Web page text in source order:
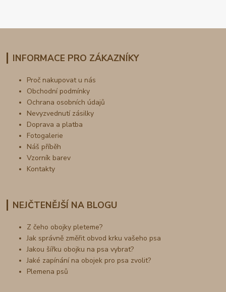
INFORMACE PRO ZÁKAZNÍKY
Proč nakupovat u nás
Obchodní podmínky
Ochrana osobních údajů
Nevyzvednutí zásilky
Doprava a platba
Fotogalerie
Náš příběh
Vzorník barev
Kontakty
NEJČTENĚJŠÍ NA BLOGU
Z čeho obojky pleteme?
Jak správně změřit obvod krku vašeho psa
Jakou šířku obojku na psa vybrat?
Jaké zapínání na obojek pro psa zvolit?
Plemena psů